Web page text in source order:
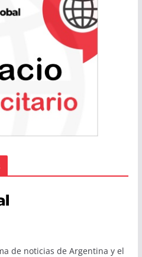
de noticias de Argentina y el